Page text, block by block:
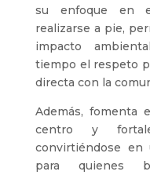
su enfoque en
realizarse a pie,
impacto
tiempo el respeto
directa con la
Además, fomenta
centro y
convirtiéndose en
para quienes